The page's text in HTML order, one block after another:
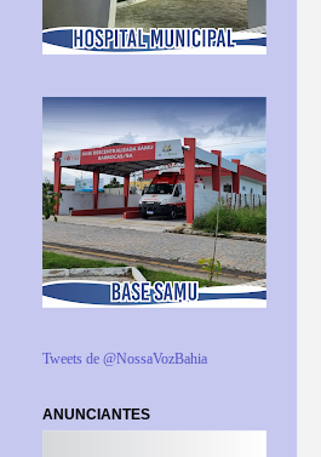
Tweets de @NossaVozBahia
ANUNCIANTES